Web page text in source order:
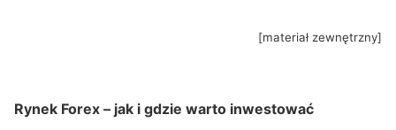
[materiał zewnętrzny]
Rynek Forex – jak i gdzie warto inwestować